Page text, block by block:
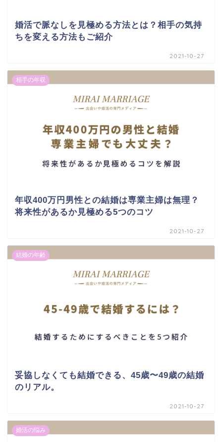
婚活で脈なしを見極める方法とは？相手の気持
ちを変える方法もご紹介
2021-10-27
相手の年収
年収400万円男性との結婚は専業主婦は無理？
将来性があるか見極める5つのコツ
2021-10-27
結婚の年齢
妥協しなくても結婚できる、45歳〜49歳の結婚
のリアル。
2021-10-27
婚活の悩み